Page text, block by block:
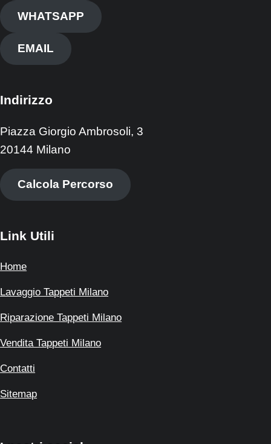
WHATSAPP
EMAIL
Indirizzo
Piazza Giorgio Ambrosoli, 3
20144 Milano
Calcola Percorso
Link Utili
Home
Lavaggio Tappeti Milano
Riparazione Tappeti Milano
Vendita Tappeti Milano
Contatti
Sitemap